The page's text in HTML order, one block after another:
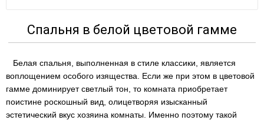
Спальня в белой цветовой гамме
Белая спальня, выполненная в стиле классики, является
воплощением особого изящества. Если же при этом в цветовой
гамме доминирует светлый тон, то комната приобретает
поистине роскошный вид, олицетворяя изысканный
эстетический вкус хозяина комнаты. Именно поэтому такой